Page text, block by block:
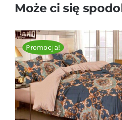
Może ci się
Promocja!
DODAJ DO KOSZYKA /